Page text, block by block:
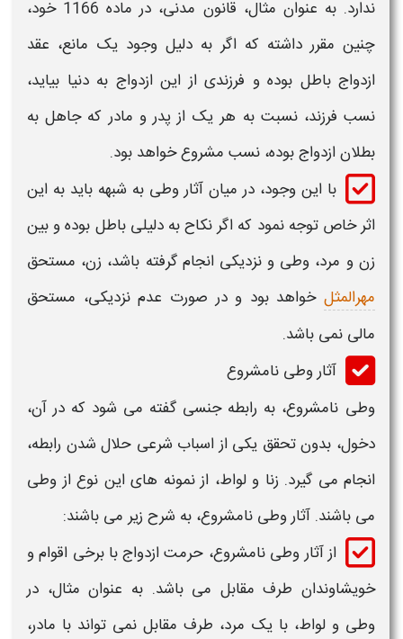
ندارد. به عنوان مثال، قانون مدنی، در ماده 1166 خود،
چنین مقرر داشته که اگر به دلیل وجود یک مانع، عقد
ازدواج باطل بوده و فرزندی از این ازدواج به دنیا بیاید،
نسب فرزند، نسبت به هر یک از پدر و مادر که جاهل به
بطلان ازدواج بوده، نسب مشروع خواهد بود.
با این وجود، در میان آثار وطی به شبهه باید به این
اثر خاص توجه نمود که اگر نکاح به دلیلی باطل بوده و بین
زن و مرد، وطی و نزدیکی انجام گرفته باشد، زن، مستحق
مهرالمثل خواهد بود و در صورت عدم نزدیکی، مستحق
مالی نمی باشد.
آثار وطی نامشروع
وطی نامشروع، به رابطه جنسی گفته می شود که در آن،
دخول، بدون تحقق یکی از اسباب شرعی حلال شدن رابطه،
انجام می گیرد. زنا و لواط، از نمونه های این نوع از وطی
می باشند. آثار وطی نامشروع، به شرح زیر می باشند:
ازآثار وطی نامشروع، حرمت ازدواج با برخی اقوام و
خویشاوندان طرف مقابل می باشد. به عنوان مثال، در
وطی و لواط، با یک مرد، طرف مقابل نمی تواند با مادر،